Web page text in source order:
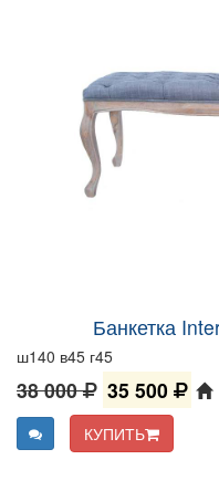
Банкетка
ш140 в45 г45
38 000 35 500
КУПИТЬ